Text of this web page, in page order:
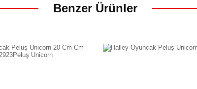
Benzer Ürünler